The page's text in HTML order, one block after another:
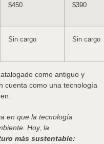
$450 $390
Sin cargo Sin cargo
como antiguo y
cuenta como una tecnología
en que la tecnología
Hoy, la
más sustentable: